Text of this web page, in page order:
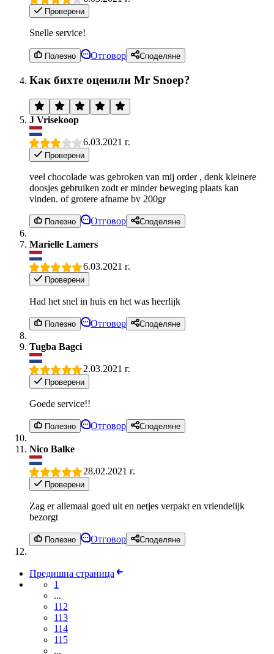
Проверени
Snelle service!
Полезно Отговор Споделяне
Как бихте оценили Mr Snoep?
J Vrisekoop
6.03.2021 г.
Проверени
veel chocolade was gebroken van mij order , denk kleinere
doosjes gebruiken zodt er minder beweging plaats kan
vinden. of grotere afname bv 200gr
Полезно Отговор Споделяне
Marielle Lamers
6.03.2021 г.
Проверени
Had het snel in huis en het was heerlijk
Полезно Отговор Споделяне
Tugba Bagci
2.03.2021 г.
Проверени
Goede service!!
Полезно Отговор Споделяне
Nico Balke
28.02.2021 г.
Проверени
Zag er allemaal goed uit en netjes verpakt en vriendelijk
bezorgt
Полезно Отговор Споделяне
Предишна страница
1
...
112
113
114
115
...